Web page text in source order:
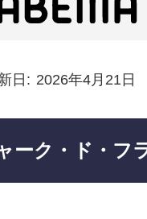
日 2026年4月21日
ーク・ド・フ